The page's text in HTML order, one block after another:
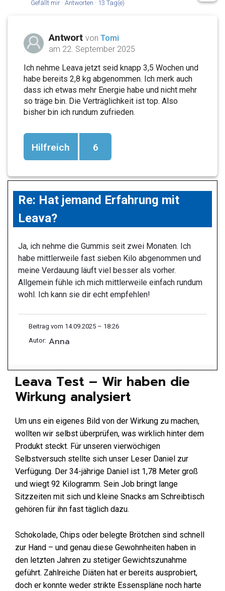
Gefällt mir · Antworten · 13 Tag(e)
Antwort von Tomi
am 22. September 2025
Ich nehme Leava jetzt seid knapp 3,5 Wochen und
habe bereits 2,8 kg abgenommen. Ich merk auch
dass ich etwas mehr Energie habe und nicht mehr
so träge bin. Die Verträglichkeit ist top. Also
bisher bin ich rundum zufrieden.
Hilfreich 6
Re: Hat jemand Erfahrung mit
Leava?
Ja, ich nehme die Gummis seit zwei Monaten. Ich
habe mittlerweile fast sieben Kilo abgenommen und
meine Verdauung läuft viel besser als vorher.
Allgemein fühle ich mich mittlerweile einfach rundum
wohl. Ich kann sie dir echt empfehlen!
Beitrag vom 14.09.2025 – 18:26
Autor: Anna
Leava Test – Wir haben die
Wirkung analysiert
Um uns ein eigenes Bild von der Wirkung zu machen,
wollten wir selbst überprüfen, was wirklich hinter dem
Produkt steckt. Für unseren vierwöchigen
Selbstversuch stellte sich unser Leser Daniel zur
Verfügung. Der 34-jährige Daniel ist 1,78 Meter groß
und wiegt 92 Kilogramm. Sein Job bringt lange
Sitzzeiten mit sich und kleine Snacks am Schreibtisch
gehören für ihn fast täglich dazu.
Schokolade, Chips oder belegte Brötchen sind schnell
zur Hand – und genau diese Gewohnheiten haben in
den letzten Jahren zu stetiger Gewichtszunahme
geführt. Zahlreiche Diäten hat er bereits ausprobiert,
doch er konnte weder strikte Essenspläne noch harte